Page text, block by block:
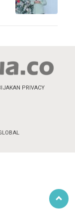
PRIVACY